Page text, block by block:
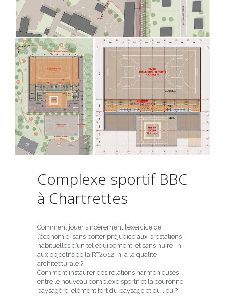
Complexe sportif BBC
à Chartrettes
Comment jouer sincèrement l’exercice de
l’économie, sans porter préjudice aux prestations
habituelles d’un tel équipement, et sans nuire : ni
aux objectifs de la RT2012, ni à la qualité
architecturale ?
Comment instaurer des relations harmonieuses
entre le nouveau complexe sportif et la couronne
paysagère, élément fort du paysage et du lieu ?